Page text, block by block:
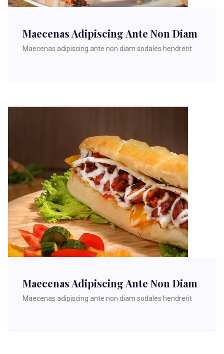
Maecenas Adipiscing Ante Non Diam
Maecenas adipiscing ante non diam sodales hendrerit
Maecenas Adipiscing Ante Non Diam
Maecenas adipiscing ante non diam sodales hendrerit